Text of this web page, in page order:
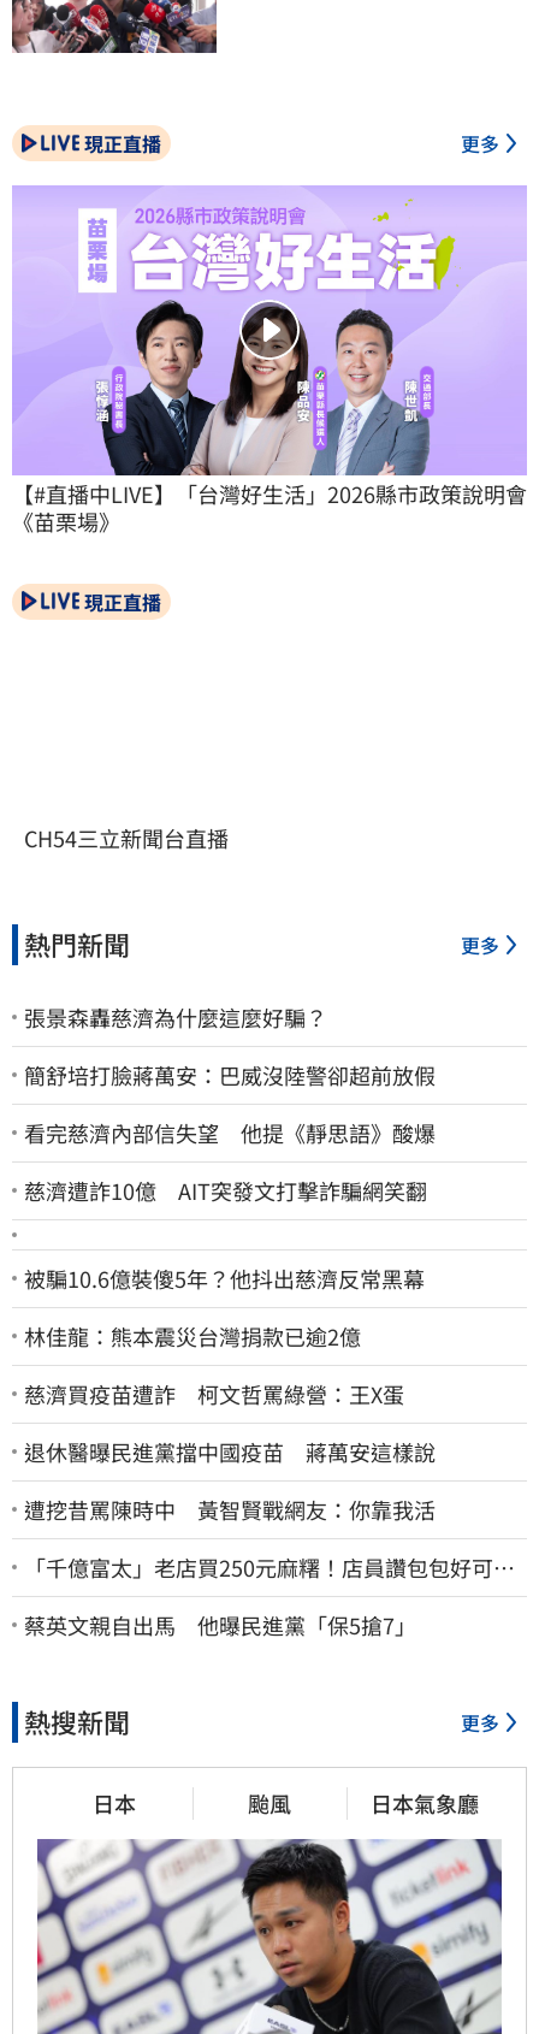
現正直播 更多
【#直播中LIVE】「台灣好生活」2026縣市政策說明會
《苗栗場》
現正直播
CH54三立新聞台直播
熱門新聞 更多
張景森轟慈濟為什麼這麼好騙？
簡舒培打臉蔣萬安：巴威沒陸警卻超前放假
看完慈濟內部信失望 他提《靜思語》酸爆
慈濟遭詐10億 AIT突發文打擊詐騙網笑翻
被騙10.6億裝傻5年？他抖出慈濟反常黑幕
林佳龍：熊本震災台灣捐款已逾2億
慈濟買疫苗遭詐 柯文哲罵綠營：王X蛋
退休醫曝民進黨擋中國疫苗 蔣萬安這樣說
遭挖昔罵陳時中 黃智賢戰網友：你靠我活
「千億富太」老店買250元麻糬！店員讚包包好可
愛 笑回：我自己做的
蔡英文親自出馬 他曝民進黨「保5搶7」
熱搜新聞 更多
日本 颱風 日本氣象廳